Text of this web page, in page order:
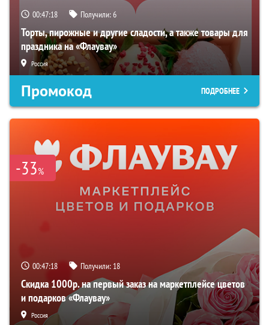
00:47:17 Получили:6
Торты, пирожные и другие сладости, а также товары для
праздника на «Флаувау»
Россия
Промокод ПОДРОБНЕЕ
-33%
00:47:17 Получили: 18
Скидка 1000р. на первый заказ на маркетплейсе цветов
и подарков «Флаувау»
Россия